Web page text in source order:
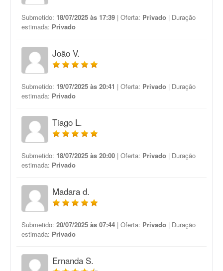
Submetido: 18/07/2025 às 17:39 | Oferta: Privado | Duração
estimada: Privado
João V.
Submetido: 19/07/2025 às 20:41 | Oferta: Privado | Duração
estimada: Privado
Tiago L.
Submetido: 18/07/2025 às 20:00 | Oferta: Privado | Duração
estimada: Privado
Madara d.
Submetido: 20/07/2025 às 07:44 | Oferta: Privado | Duração
estimada: Privado
Ernanda S.